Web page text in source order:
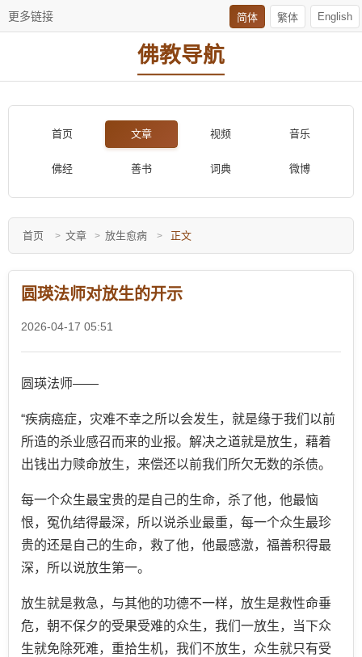
更多链接 简体 繁体 English
佛教导航
首页 文章 视频 音乐
佛经 善书 词典 微博
首页 文章 放生愈病 正文
圆瑛法师对放生的开示
2026-04-17 05:51
圆瑛法师——
“疾病癌症，灾难不幸之所以会发生，就是缘于我们以前
所造的杀业感召而来的业报。解决之道就是放生，藉着
出钱出力赎命放生，来偿还以前我们所欠无数的杀债。
每一个众生最宝贵的是自己的生命，杀了他，他最恼
恨，冤仇结得最深，所以说杀业最重，每一个众生最珍
贵的还是自己的生命，救了他，他最感激，福善积得最
深，所以说放生第一。
放生就是救急，与其他的功德不一样，放生是救性命垂
危，朝不保夕的受果受难的众生，我们一放生，当下众
生就免除死难，重拾生机，我们不放生，众生就只有受